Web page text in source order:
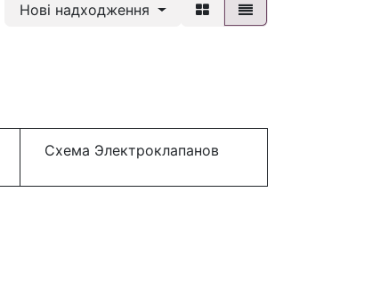
Нові надходження
Схема Электроклапанов